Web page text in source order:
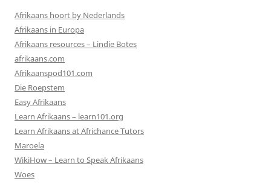
Afrikaans hoort by Nederlands
Afrikaans in Europa
Afrikaans resources – Lindie Botes
afrikaans.com
Afrikaanspod101.com
Die Roepstem
Easy Afrikaans
Learn Afrikaans – learn101.org
Learn Afrikaans at Africhance Tutors
Maroela
WikiHow – Learn to Speak Afrikaans
Woes